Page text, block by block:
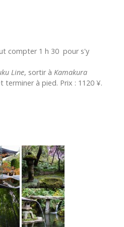
compter 1 h 30 pour s'y
Line, sortir à Kamakura
terminer à pied. Prix : 1120 ¥.